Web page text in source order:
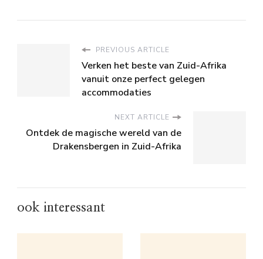
PREVIOUS ARTICLE
Verken het beste van Zuid-Afrika
vanuit onze perfect gelegen
accommodaties
NEXT ARTICLE
Ontdek de magische wereld van de
Drakensbergen in Zuid-Afrika
ook interessant